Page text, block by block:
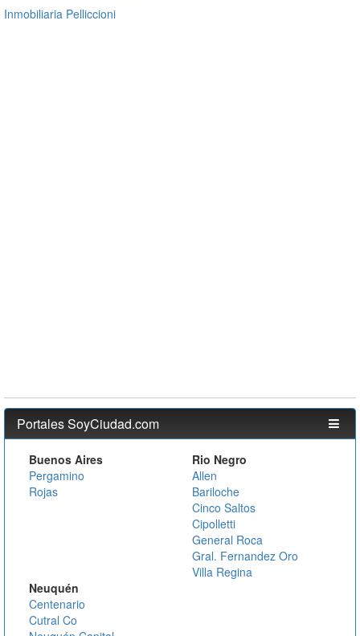
Inmobiliaria Pelliccioni
Portales SoyCiudad.com
Buenos Aires
Pergamino
Rojas
Rio Negro
Allen
Bariloche
Cinco Saltos
Cipolletti
General Roca
Gral. Fernandez Oro
Villa Regina
Neuquén
Centenario
Cutral Co